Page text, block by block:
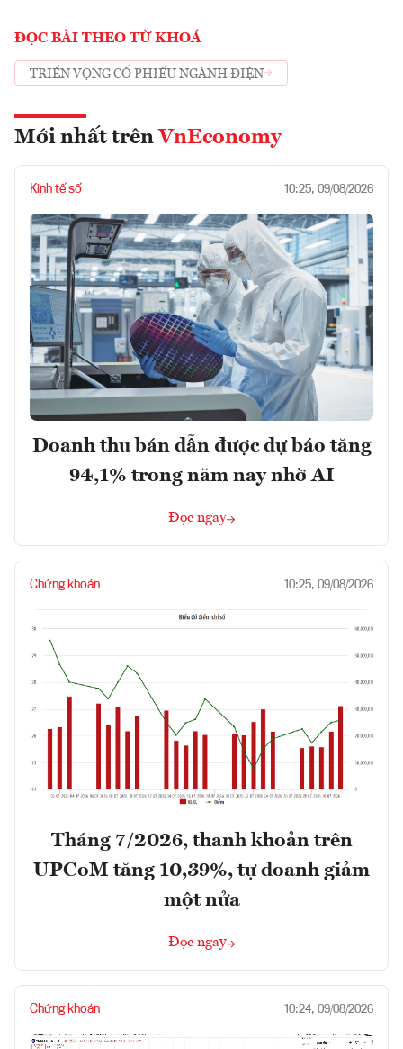
ĐỌC BÀI THEO TỪ KHOÁ
TRIỂN VỌNG CỔ PHIẾU NGÀNH ĐIỆN
Mới nhất trên VnEconomy
Kinh tế số 10:25, 09/08/2026
Doanh thu bán dẫn được dự báo tăng
94,1% trong năm nay nhờ AI
Đọc ngay
Chứng khoán 10:25, 09/08/2026
Tháng 7/2026, thanh khoản trên
UPCoM tăng 10,39%, tự doanh giảm
một nửa
Đọc ngay
Chứng khoán 10:24, 09/08/2026